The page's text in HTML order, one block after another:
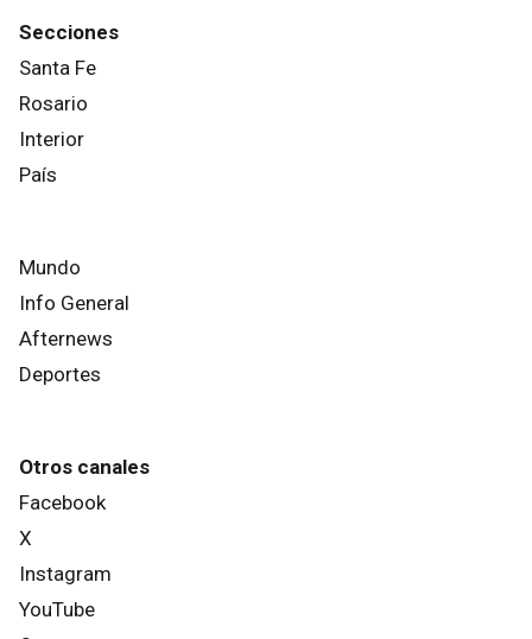
Secciones
Santa Fe
Rosario
Interior
País
Mundo
Info General
Afternews
Deportes
Otros canales
Facebook
X
Instagram
YouTube